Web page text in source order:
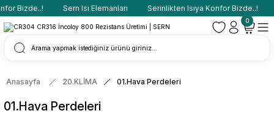
Bizde..! Sern Isı Elemanları Serinlikten Isıya Konfor Bizde..!
0
Anasayfa 20.KLİMA 01.Hava Perdeleri
01.Hava Perdeleri